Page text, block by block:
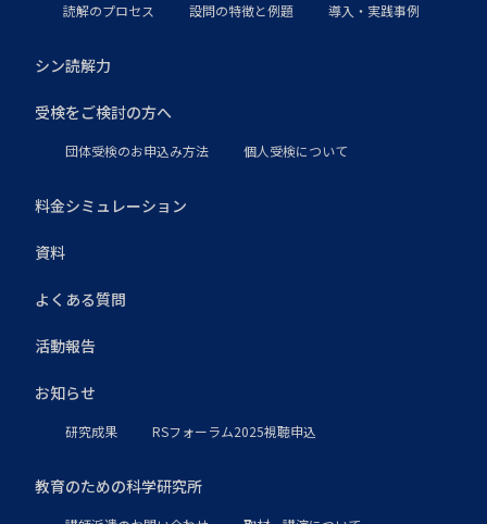
読解のプロセス 設問の特徴と例題 導入・実践事例
シン読解力
受検をご検討の方へ
団体受検のお申込み方法 個人受検について
料金シミュレーション
資料
よくある質問
活動報告
お知らせ
研究成果 RSフォーラム2025視聴申込
教育のための科学研究所